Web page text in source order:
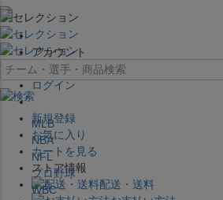
×
アカウント
ログイン
新規登録
お気に入り
カートを見る
ストア情報
配送・送料
MLB
NBA
NFL
プロ野球
WBC